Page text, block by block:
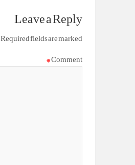
Leave a Reply
Required fields are marked
Comment
*